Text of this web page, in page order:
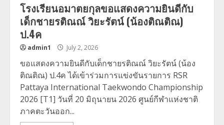
โรงเรียนอมาตยกุลขอแสดงความยินดีกับ
เด็กชายรติณณ์ วิยะรัตน์ (น้องติณติณ)
ป.4ค
admin1 July 2, 2026
ขอแสดงความยินดีกับเด็กชายรติณณ์ วิยะรัตน์ (น้อง
ติณติณ) ป.4ค ได้เข้าร่วมการแข่งขันรายการ RSR
Pattaya International Taekwondo Championship
2026 [T1] วันที่ 20 มิถุนายน 2026 ศูนย์กีฬาแห่งชาติ
ภาคตะวันออก...